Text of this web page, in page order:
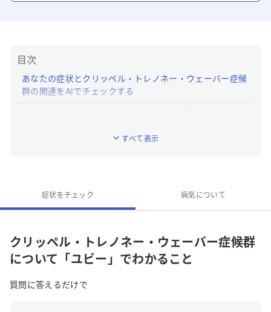
目次
あなたの症状とクリッペル・トレノネー・ウェーバー症候
群の関連をAIでチェックする
な症状はなんですか？
がいる近くの病院はありますか？
すべて表示
症状をチェック 病気について
クリッペル・トレノネー・ウェーバー症候群
について「ユビー」でわかること
質問に答えるだけで